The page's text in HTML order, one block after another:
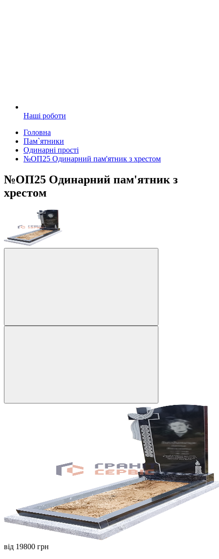
Наші роботи
Головна
Пам`ятники
Одинарні прості
№ОП25 Одинарний пам'ятник з хрестом
№ОП25 Одинарний пам'ятник з
хрестом
від 19800 грн